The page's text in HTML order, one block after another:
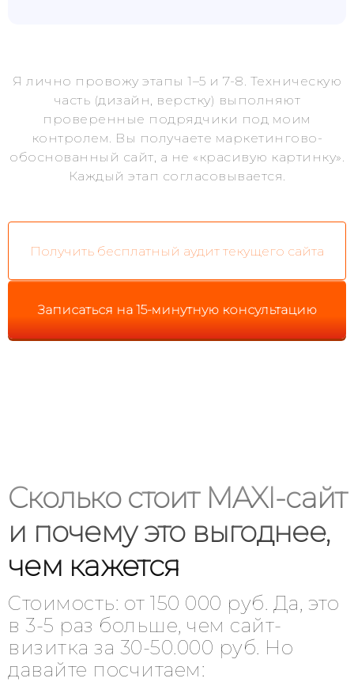
Я лично провожу этапы 1–5 и 7-8. Техническую
часть (дизайн, верстку) выполняют
проверенные подрядчики под моим
контролем. Вы получаете маркетингово-
обоснованный сайт, а не «красивую картинку».
Каждый этап согласовывается.
Получить бесплатный аудит текущего сайта
Записаться на 15-минутную консультацию
Сколько стоит MAXI-сайт
и почему это выгоднее,
чем кажется
Стоимость: от 150 000 руб. Да, это
в 3-5 раз больше, чем сайт-
визитка за 30-50.000 руб. Но
давайте посчитаем: